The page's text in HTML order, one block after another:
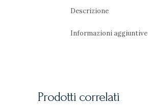
Descrizione
Informazioni aggiuntive
Prodotti correlati